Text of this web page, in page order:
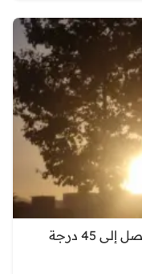
الطقس بالمغرب غدا السبت: حرارة تصل إلى 45 درجة